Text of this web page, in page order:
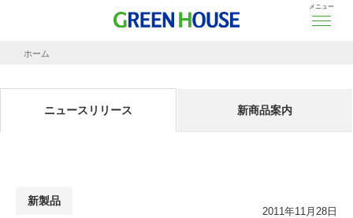
メニュー
ホーム
ニュースリリース 新商品案内
新製品
2011年11月28日